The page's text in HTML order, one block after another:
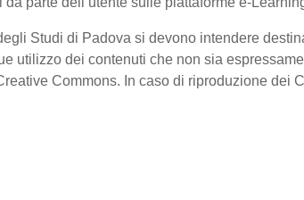
Studi di Padova si devono intendere
utilizzo dei contenuti che non sia
Commons. In caso di riproduzione dei